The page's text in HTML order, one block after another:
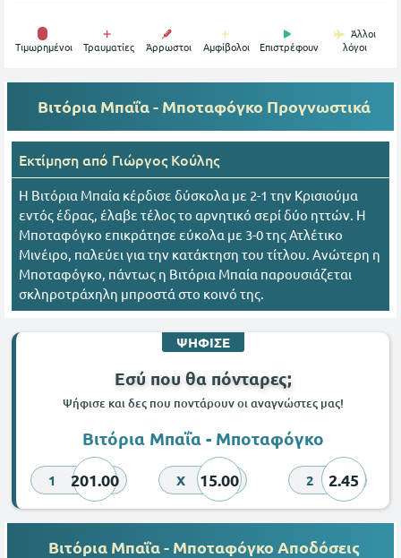
Tιμωρημένοι Τραυματίες Άρρωστοι Αμφίβολοι Επιστρέφουν
Άλλοι
λόγοι
Βιτόρια Μπαΐα - Μποταφόγκο Προγνωστικά
Εκτίμηση από Γιώργος Κούλης
Η Βιτόρια Μπαία κέρδισε δύσκολα με 2-1 την Κρισιούμα
εντός έδρας, έλαβε τέλος το αρνητικό σερί δύο ηττών. Η
Μποταφόγκο επικράτησε εύκολα με 3-0 της Ατλέτικο
Μινέιρο, παλεύει για την κατάκτηση του τίτλου. Ανώτερη η
Μποταφόγκο, πάντως η Βιτόρια Μπαία παρουσιάζεται
σκληροτράχηλη μπροστά στο κοινό της.
ΨΗΦΙΣΕ
Εσύ που θα πόνταρες;
Ψήφισε και δες που ποντάρουν οι αναγνώστες μας!
Βιτόρια Μπαΐα - Μποταφόγκο
1 201.00 X 15.00 2 2.45
Βιτόρια Μπαΐα - Μποταφόγκο Αποδόσεις